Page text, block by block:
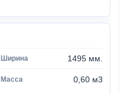
1495 мм.
0,60 м3